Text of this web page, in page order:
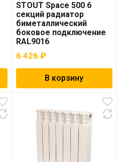
STOUT Space 500 6
секций радиатор
биметаллический
боковое подключение
RAL9016
6 426 ₽
В корзину